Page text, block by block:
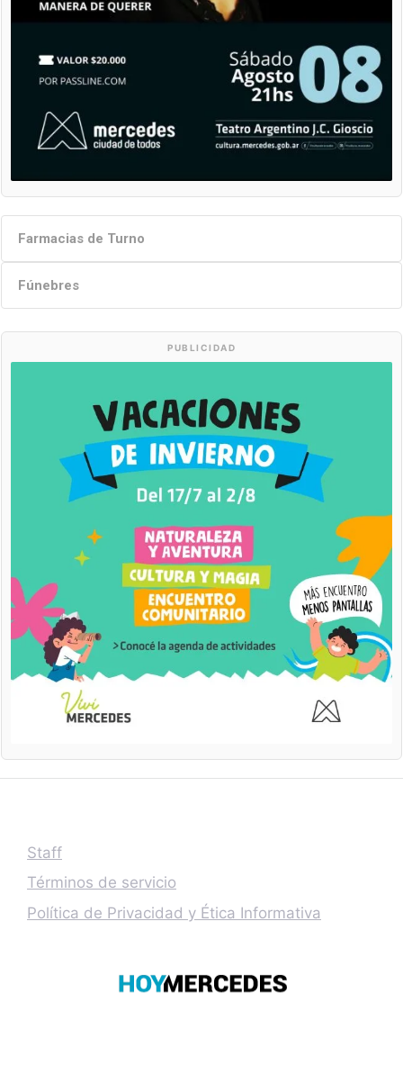
Farmacias de Turno
Fúnebres
PUBLICIDAD
Staff
Términos de servicio
Política de Privacidad y Ética Informativa